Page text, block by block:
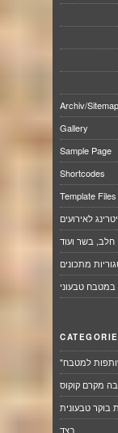
Archiv/Sitemap
Gallery
Sample Page
Shortcodes
Template Files
לאירועים
מתכונים
במטבח טבעוני
למטבח
מקרם קוקוס
בוקר טבעונית
בצד